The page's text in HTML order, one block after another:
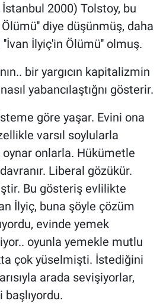
2000) Tolstoy, bu
Ölümü'' diye düşünmüş, daha
''İvan İlyiç'in Ölümü'' olmuş.
bir yargıcın kapitalizmin
yabancılaştığnı gösterir.
göre yaşar. Evini ona
varsıl soylularla
onlarla. Hükümetle
Liberal gözükür.
Bu gösteriş evlilikte
İlyiç, buna şöyle çözüm
evinde yemek
oyunla yemekle mutlu
çok yüselmişti. İstediğini
arada sevişiyorlar,